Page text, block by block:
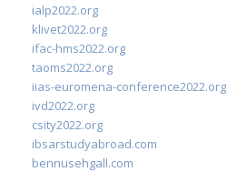
ialp2022.org
klivet2022.org
ifac-hms2022.org
taoms2022.org
iias-euromena-conference2022.org
ivd2022.org
csity2022.org
ibsarstudyabroad.com
bennusehgall.com